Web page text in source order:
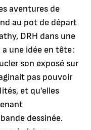
aventures de
au pot de départ
DRH dans une
une idée en tête :
son exposé sur
pas pouvoir
et qu'elles
dessinée.